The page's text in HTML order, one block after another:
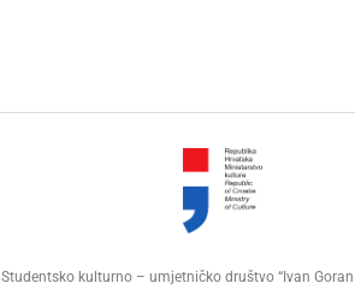
Studentsko kulturno – umjetničko društvo “Ivan